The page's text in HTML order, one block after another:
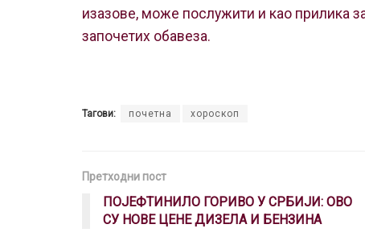
изазове, може послужити и као прилика
започетих обавеза.
Тагови: почетна хороскоп
Претходни пост
ПОЈЕФТИНИЛО ГОРИВО У СРБИЈИ: ОВО
СУ НОВЕ ЦЕНЕ ДИЗЕЛА И БЕНЗИНА